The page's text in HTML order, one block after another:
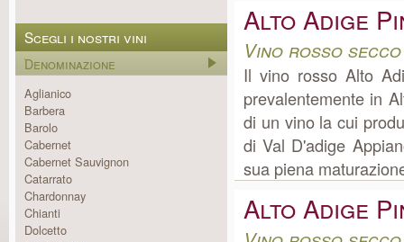
Scegli i nostri vini
Denominazione
Aglianico
Barbera
Barolo
Cabernet
Cabernet Sauvignon
Catarrato
Chardonnay
Chianti
Dolcetto
Alto Adige
Vino rosso
Il vino rosso Alto
prevalentemente in
di un vino la cui
di Val D'adige
sua piena
Alto Adige